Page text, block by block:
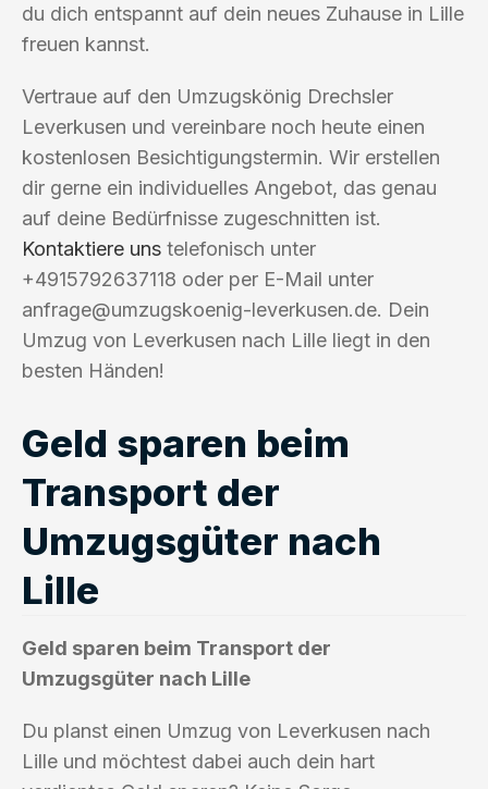
du dich entspannt auf dein neues Zuhause in Lille
freuen kannst.
Vertraue auf den Umzugskönig Drechsler
Leverkusen und vereinbare noch heute einen
kostenlosen Besichtigungstermin. Wir erstellen
dir gerne ein individuelles Angebot, das genau
auf deine Bedürfnisse zugeschnitten ist.
Kontaktiere uns telefonisch unter
+4915792637118 oder per E-Mail unter
anfrage@umzugskoenig-leverkusen.de. Dein
Umzug von Leverkusen nach Lille liegt in den
besten Händen!
Geld sparen beim
Transport der
Umzugsgüter nach
Lille
Geld sparen beim Transport der
Umzugsgüter nach Lille
Du planst einen Umzug von Leverkusen nach
Lille und möchtest dabei auch dein hart